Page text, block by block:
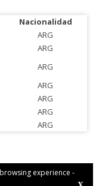
experience -
Nacionalidad
ARG
ARG
ARG
ARG
ARG
ARG
ARG